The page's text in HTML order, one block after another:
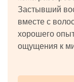
Застывший
вместе с
хорошего
ощущения к